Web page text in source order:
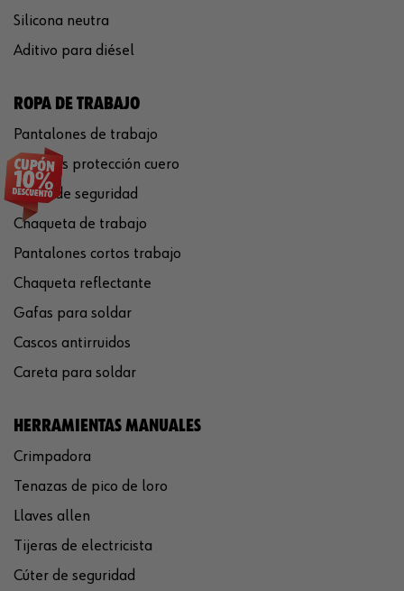
Silicona neutra
Aditivo para diésel
ROPA DE TRABAJO
Pantalones de trabajo
Guantes protección cuero
Casco de seguridad
Chaqueta de trabajo
Pantalones cortos trabajo
Chaqueta reflectante
Gafas para soldar
Cascos antirruidos
Careta para soldar
HERRAMIENTAS MANUALES
Crimpadora
Tenazas de pico de loro
Llaves allen
Tijeras de electricista
Cúter de seguridad